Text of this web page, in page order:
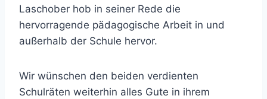
Laschober hob in seiner Rede die
hervorragende pädagogische Arbeit in und
außerhalb der Schule hervor.
Wir wünschen den beiden verdienten
Schulräten weiterhin alles Gute in ihrem